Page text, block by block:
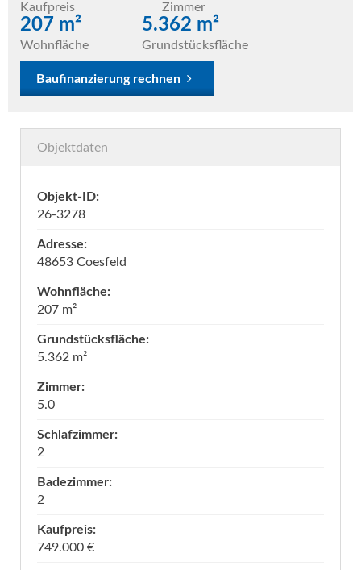
Kaufpreis Zimmer
207 m²
Wohnfläche
5.362 m²
Grundstücksfläche
Baufinanzierung rechnen
Objektdaten
Objekt-ID:
26-3278
Adresse:
48653 Coesfeld
Wohnfläche:
207 m²
Grundstücksfläche:
5.362 m²
Zimmer:
5.0
Schlafzimmer:
2
Badezimmer:
2
Kaufpreis:
749.000 €